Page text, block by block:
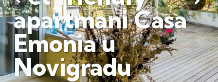
apartmani Casa
Emonia u
Novigradu